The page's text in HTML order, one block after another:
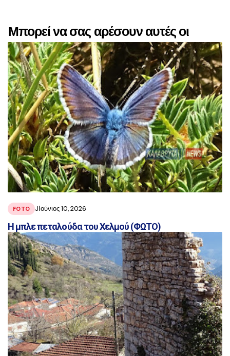
Μπορεί να σας αρέσουν αυτές οι
αναρτήσεις
FOTO JΙούνιος 10, 2026
Η μπλε πεταλούδα του Χελμού (ΦΩΤΟ)